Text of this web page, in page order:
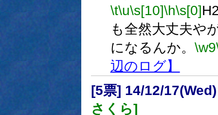
\t\u\s[10]\h\s[0]
も全然大丈夫や
になるんか。 \w9
辺のログ】
[5票] 14/12/
さくら]